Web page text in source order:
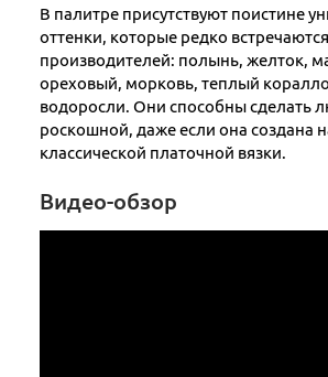
В палитре присутствуют поистине
оттенки, которые редко
производителей: полынь, желток,
ореховый, морковь, теплый
водоросли. Они способны сделать
роскошной, даже если она создана
классической платочной вязки.
Видео-обзор